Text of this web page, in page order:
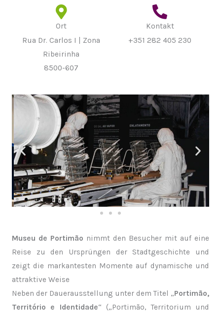
Ort
Rua Dr. Carlos I | Zona
Ribeirinha
8500-607
Kontakt
+351 282 405 230
Museu de Portimão nimmt den Besucher mit auf eine
Reise zu den Ursprüngen der Stadtgeschichte und
zeigt die markantesten Momente auf dynamische und
attraktive Weise
Neben der Dauerausstellung unter dem Titel „Portimão,
Território e Identidade“ („Portimão, Territorium und